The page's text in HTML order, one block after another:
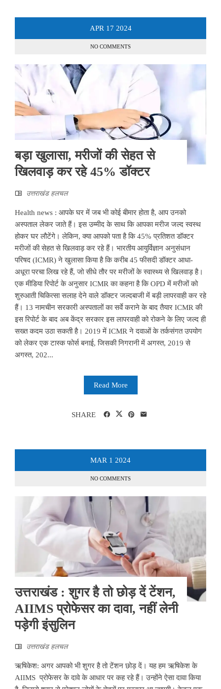
APR 17 2024
NO COMMENTS
बड़ा खुलासा, मरीजों की सेहत से
खिलवाड़ कर रहे 45% डॉक्टर
उत्तराखंड हलचल
Health news : आपके घर में जब भी कोई बीमार होता है, आप उनको
अस्पताल लेकर जाते हैं। इस उम्मीद के साथ कि आपका मरीज जल्द स्वस्थ
होकर घर लौटेंगे। लेकिन, क्या आपको पता है कि 45% प्रतिशत डॉक्टर
मरीजों की सेहत से खिलवाड़ कर रहे हैं। भारतीय आयुर्विज्ञान अनुसंधान
परिषद (ICMR) ने खुलासा किया है कि करीब 45 फीसदी डॉक्टर आधा-
अधूरा परचा लिख रहे हैं, जो सीधे तौर पर मरीजों के स्वास्थ्य से खिलवाड़ है।
एक मीडिया रिपोर्ट के अनुसार ICMR का कहना है कि OPD में मरीजों को
शुरुआती चिकित्सा सलाह देने वाले डॉक्टर जल्दबाजी में बड़ी लापरवाही कर रहे
हैं। 13 नामचीन सरकारी अस्पतालों का सर्वे कराने के बाद तैयार ICMR की
इस रिपोर्ट के बाद अब केंद्र सरकार इस लापरवाही को रोकने के लिए जल्द ही
सख्त कदम उठा सकती है। 2019 में ICMR ने दवाओं के तर्कसंगत उपयोग
को लेकर एक टास्क फोर्स बनाई, जिसकी निगरानी में अगस्त, 2019 से
अगस्त, 202...
Read More
SHARE
MAR 1 2024
NO COMMENTS
उत्तराखंड : शुगर है तो छोड़ दें टेंशन,
AIIMS प्रोफेसर का दावा, नहीं लेनी
पड़ेगी इंसुलिन
उत्तराखंड हलचल
ऋषिकेश: अगर आपको भी शुगर है तो टेंशन छोड़ दें। यह हम ऋषिकेश के
AIIMS प्रोफेसर के दावे के आधार पर कह रहे हैं। उन्होंने ऐसा दावा किया